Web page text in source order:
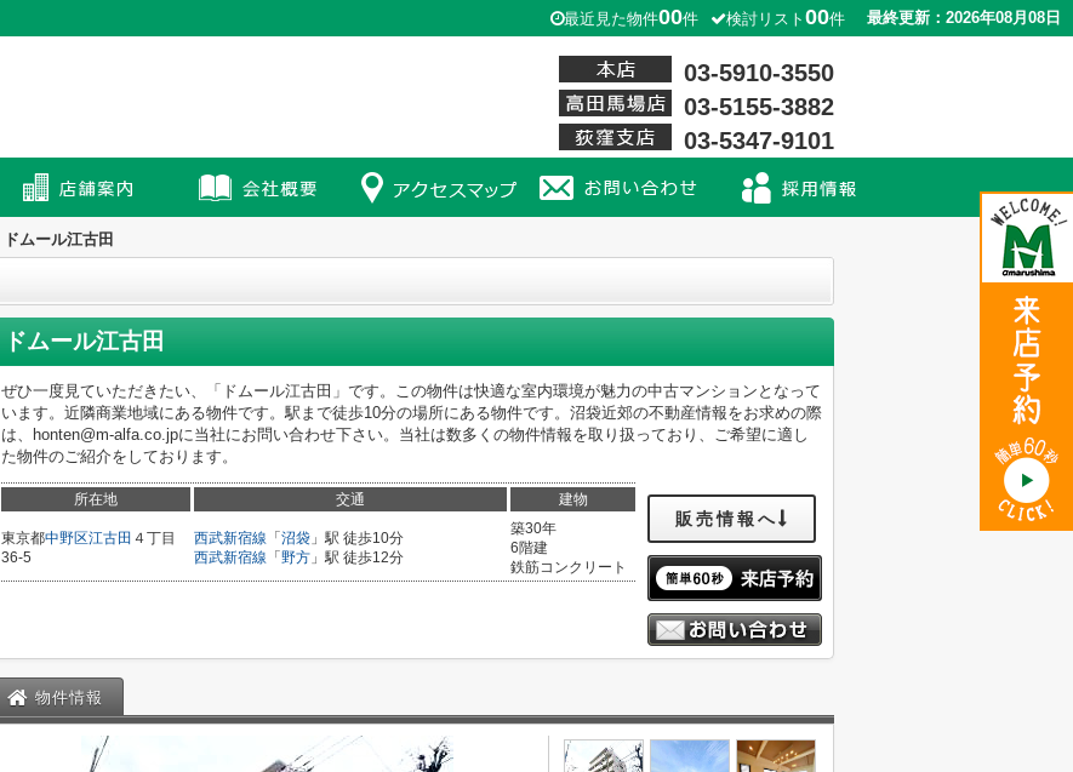
最近見た物件00件 検討リスト 00件 最終更新：2026年08月08日
03-5910-3550
03-5155-3882
03-5347-9101
ドムール江古田
ドムール江古田
ぜひ一度見ていただきたい、「ドムール江古田」です。この物件は快適な室内環境が魅力の中古マンションとなって
います。近隣商業地域にある物件です。駅まで徒歩10分の場所にある物件です。沼袋近郊の不動産情報をお求めの際
は、honten@m-alfa.co.jpに当社にお問い合わせ下さい。当社は数多くの物件情報を取り扱っており、ご希望に適し
た物件のご紹介をしております。
所在地 交通 建物
東京都中野区江古田 ４丁目
36-5
西武新宿線 「 沼袋 」駅 徒歩10分
西武新宿線 「 野方 」駅 徒歩12分
築30年
6階建
鉄筋コンクリート
販売情報へ
物件情報